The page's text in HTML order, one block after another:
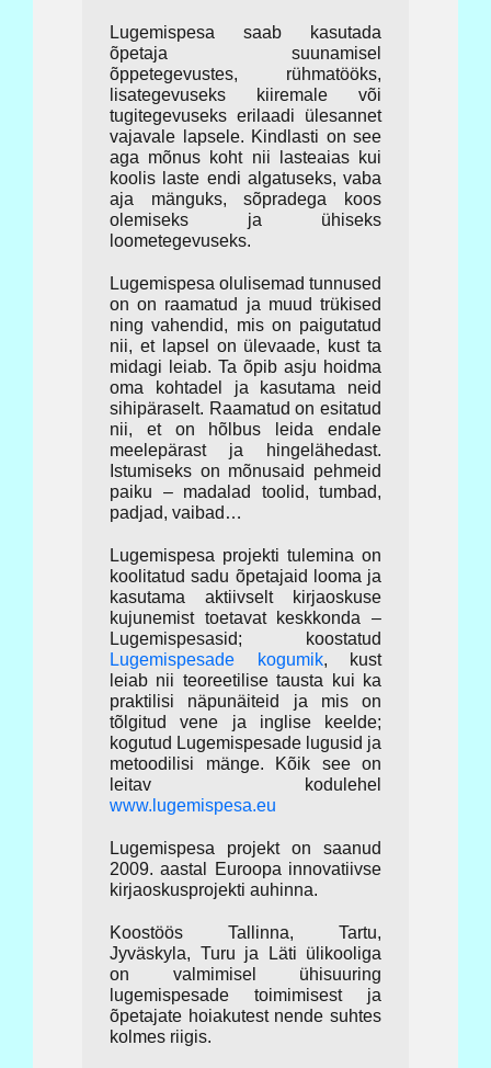
Lugemispesa saab kasutada
õpetaja suunamisel
õppetegevustes, rühmatööks,
lisategevuseks kiiremale või
tugitegevuseks erilaadi ülesannet
vajavale lapsele. Kindlasti on see
aga mõnus koht nii lasteaias kui
koolis laste endi algatuseks, vaba
aja mänguks, sõpradega koos
olemiseks ja ühiseks
loometegevuseks.
Lugemispesa olulisemad tunnused
on on raamatud ja muud trükised
ning vahendid, mis on paigutatud
nii, et lapsel on ülevaade, kust ta
midagi leiab. Ta õpib asju hoidma
oma kohtadel ja kasutama neid
sihipäraselt. Raamatud on esitatud
nii, et on hõlbus leida endale
meelepärast ja hingelähedast.
Istumiseks on mõnusaid pehmeid
paiku – madalad toolid, tumbad,
padjad, vaibad…
Lugemispesa projekti tulemina on
koolitatud sadu õpetajaid looma ja
kasutama aktiivselt kirjaoskuse
kujunemist toetavat keskkonda –
Lugemispesasid; koostatud
Lugemispesade kogumik, kust
leiab nii teoreetilise tausta kui ka
praktilisi näpunäiteid ja mis on
tõlgitud vene ja inglise keelde;
kogutud Lugemispesade lugusid ja
metoodilisi mänge. Kõik see on
leitav kodulehel
www.lugemispesa.eu
Lugemispesa projekt on saanud
2009. aastal Euroopa innovatiivse
kirjaoskusprojekti auhinna.
Koostöös Tallinna, Tartu,
Jyväskyla, Turu ja Läti ülikooliga
on valmimisel ühisuuring
lugemispesade toimimisest ja
õpetajate hoiakutest nende suhtes
kolmes riigis.